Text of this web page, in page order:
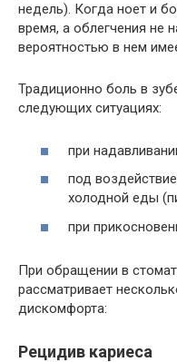
недель). Когда ноет и
время, а облегчения не
вероятностью в нем
Традиционно боль в
следующих ситуациях:
при
под
холодной еды
при
При обращении в
рассматривает
дискомфорта:
Рецидив кариеса